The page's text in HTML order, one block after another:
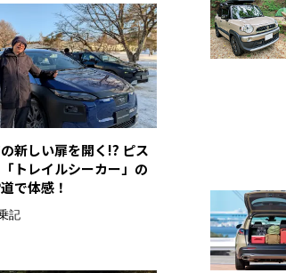
新しい扉を開く!? ピス
トレイルシーカー」の
で体感！
記